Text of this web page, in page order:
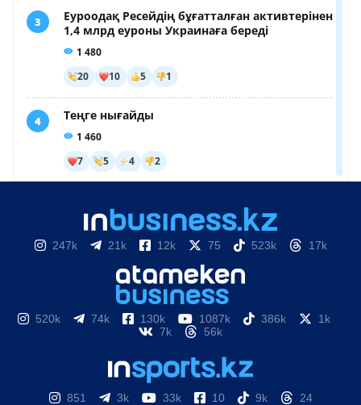
247k 21k 12k 75 523k 17k
520k 74k 130k 1087k 386k
1k
7k
56k
851 3k 33k 10 9k 24